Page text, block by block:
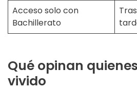
Acceso solo con
Bachillerato
Qué opinan
vivido